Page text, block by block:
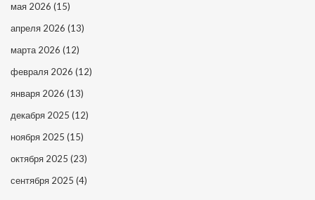
мая 2026 (15)
апреля 2026 (13)
марта 2026 (12)
февраля 2026 (12)
января 2026 (13)
декабря 2025 (12)
ноября 2025 (15)
октября 2025 (23)
сентября 2025 (4)